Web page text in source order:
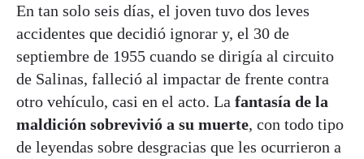
En tan solo seis días, el joven tuvo dos leves
accidentes que decidió ignorar y, el 30 de
septiembre de 1955 cuando se dirigía al circuito
de Salinas, falleció al impactar de frente contra
otro vehículo, casi en el acto. La fantasía de la
maldición sobrevivió a su muerte, con todo tipo
de leyendas sobre desgracias que les ocurrieron a